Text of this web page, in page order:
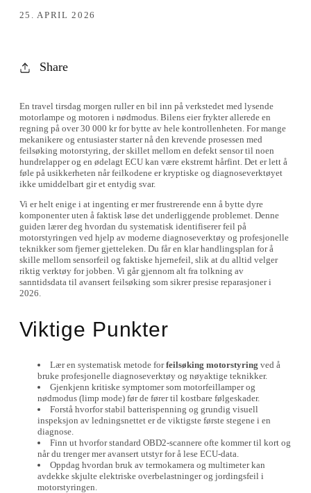
25. APRIL 2026
Share
En travel tirsdag morgen ruller en bil inn på verkstedet med lysende
motorlampe og motoren i nødmodus. Bilens eier frykter allerede en
regning på over 30 000 kr for bytte av hele kontrollenheten. For mange
mekanikere og entusiaster starter nå den krevende prosessen med
feilsøking motorstyring, der skillet mellom en defekt sensor til noen
hundrelapper og en ødelagt ECU kan være ekstremt hårfint. Det er lett å
føle på usikkerheten når feilkodene er kryptiske og diagnoseverktøyet
ikke umiddelbart gir et entydig svar.
Vi er helt enige i at ingenting er mer frustrerende enn å bytte dyre
komponenter uten å faktisk løse det underliggende problemet. Denne
guiden lærer deg hvordan du systematisk identifiserer feil på
motorstyringen ved hjelp av moderne diagnoseverktøy og profesjonelle
teknikker som fjerner gjetteleken. Du får en klar handlingsplan for å
skille mellom sensorfeil og faktiske hjernefeil, slik at du alltid velger
riktig verktøy for jobben. Vi går gjennom alt fra tolkning av
sanntidsdata til avansert feilsøking som sikrer presise reparasjoner i
2026.
Viktige Punkter
Lær en systematisk metode forfeilsøking motorstyring ved å
bruke profesjonelle diagnoseverktøy og nøyaktige teknikker.
Gjenkjenn kritiske symptomer som motorfeillamper og
nødmodus (limp mode) før de fører til kostbare følgeskader.
Forstå hvorfor stabil batterispenning og grundig visuell
inspeksjon av ledningsnettet er de viktigste første stegene i en
diagnose.
Finn ut hvorfor standard OBD2-scannere ofte kommer til kort og
når du trenger mer avansert utstyr for å lese ECU-data.
Oppdag hvordan bruk av termokamera og multimeter kan
avdekke skjulte elektriske overbelastninger og jordingsfeil i
motorstyringen.